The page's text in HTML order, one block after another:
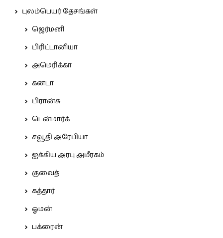
புலம்பெயர் தேசங்கள்
ஜெர்மனி
பிரிட்டானியா
அமெரிக்கா
கனடா
பிரான்சு
டென்மார்க்
சவூதி அரேபியா
ஐக்கிய அரபு அமீரகம்
குவைத்
கத்தார்
ஓமன்
பக்ரைன்